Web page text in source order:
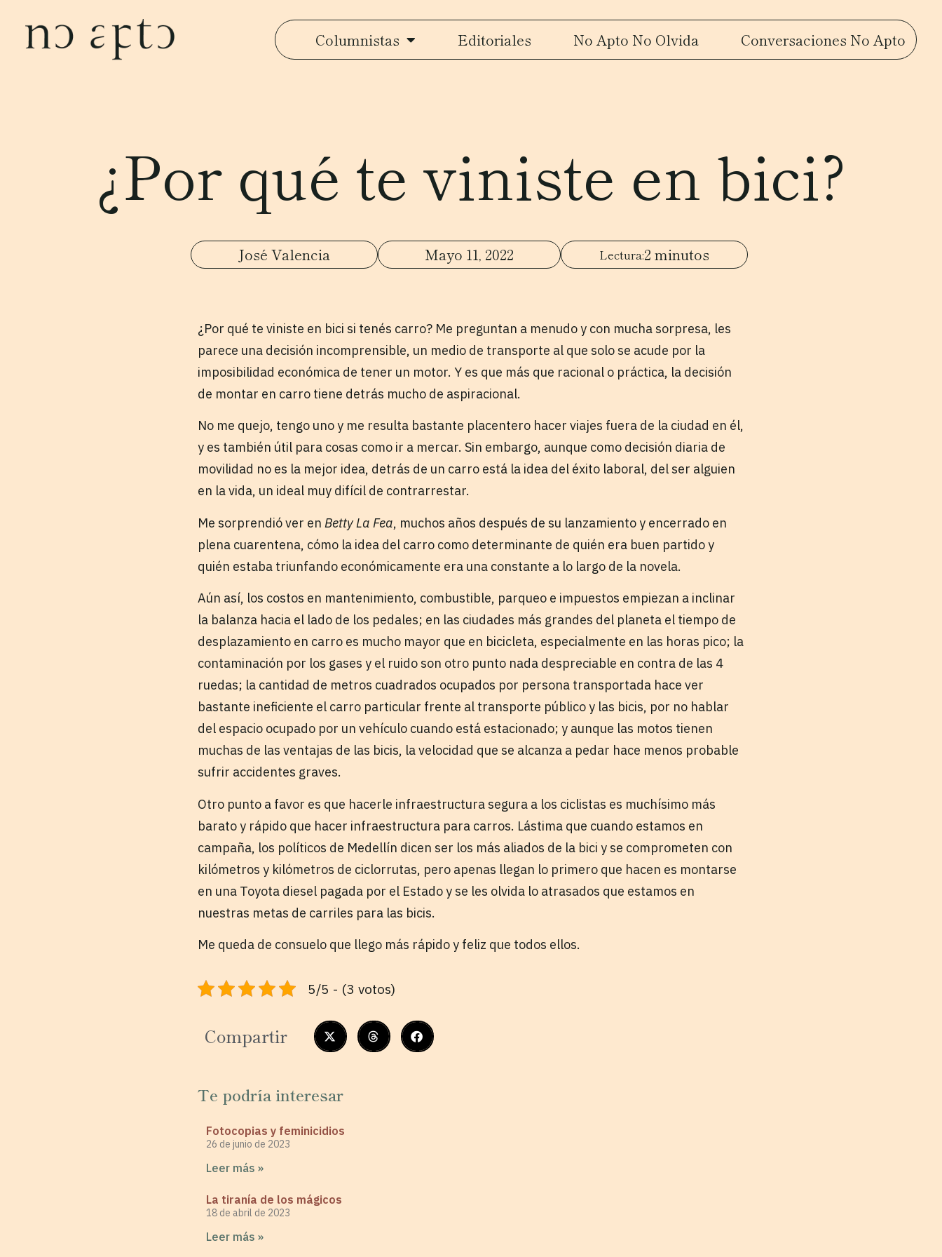
Columnistas Editoriales No Apto No Olvida Conversaciones No Apto
¿Por qué te viniste en bici?
José Valencia Mayo 11, 2022 2 minutos
¿Por qué te viniste en bici si tenés carro? Me preguntan a menudo y con mucha sorpresa, les
parece una decisión incomprensible, un medio de transporte al que solo se acude por la
imposibilidad económica de tener un motor. Y es que más que racional o práctica, la decisión
de montar en carro tiene detrás mucho de aspiracional.
No me quejo, tengo uno y me resulta bastante placentero hacer viajes fuera de la ciudad en él,
y es también útil para cosas como ir a mercar. Sin embargo, aunque como decisión diaria de
movilidad no es la mejor idea, detrás de un carro está la idea del éxito laboral, del ser alguien
en la vida, un ideal muy difícil de contrarrestar.
Me sorprendió ver en Betty La Fea, muchos años después de su lanzamiento y encerrado en
plena cuarentena, cómo la idea del carro como determinante de quién era buen partido y
quién estaba triunfando económicamente era una constante a lo largo de la novela.
Aún así, los costos en mantenimiento, combustible, parqueo e impuestos empiezan a inclinar
la balanza hacia el lado de los pedales; en las ciudades más grandes del planeta el tiempo de
desplazamiento en carro es mucho mayor que en bicicleta, especialmente en las horas pico; la
contaminación por los gases y el ruido son otro punto nada despreciable en contra de las 4
ruedas; la cantidad de metros cuadrados ocupados por persona transportada hace ver
bastante ineficiente el carro particular frente al transporte público y las bicis, por no hablar
del espacio ocupado por un vehículo cuando está estacionado; y aunque las motos tienen
muchas de las ventajas de las bicis, la velocidad que se alcanza a pedar hace menos probable
sufrir accidentes graves.
Otro punto a favor es que hacerle infraestructura segura a los ciclistas es muchísimo más
barato y rápido que hacer infraestructura para carros. Lástima que cuando estamos en
campaña, los políticos de Medellín dicen ser los más aliados de la bici y se comprometen con
kilómetros y kilómetros de ciclorrutas, pero apenas llegan lo primero que hacen es montarse
en una Toyota diesel pagada por el Estado y se les olvida lo atrasados que estamos en
nuestras metas de carriles para las bicis.
Me queda de consuelo que llego más rápido y feliz que todos ellos.
5/5 - (3 votos)
Compartir
Te podría interesar
Fotocopias y feminicidios
26 de junio de 2023
Leer más »
La tiranía de los mágicos
18 de abril de 2023
Leer más »